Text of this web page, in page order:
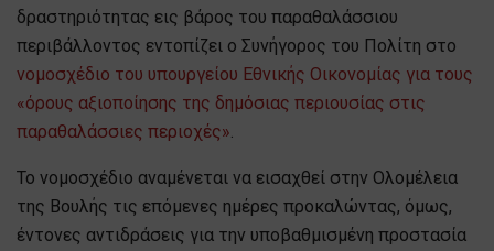
δραστηριότητας εις βάρος του παραθαλάσσιου
περιβάλλοντος εντοπίζει ο Συνήγορος του Πολίτη στο
νομοσχέδιο του υπουργείου Εθνικής Οικονομίας για τους
«όρους αξιοποίησης της δημόσιας περιουσίας στις
παραθαλάσσιες περιοχές»
Το νομοσχέδιο αναμένεται να εισαχθεί στην Ολομέλεια
της Βουλής τις επόμενες ημέρες προκαλώντας, όμως,
έντονες αντιδράσεις για την υποβαθμισμένη προστασία